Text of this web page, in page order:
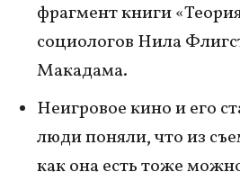
фрагмент книги
социологов Нила
Макадама.
Неигровое кино и его
люди поняли, что из
как она есть тоже